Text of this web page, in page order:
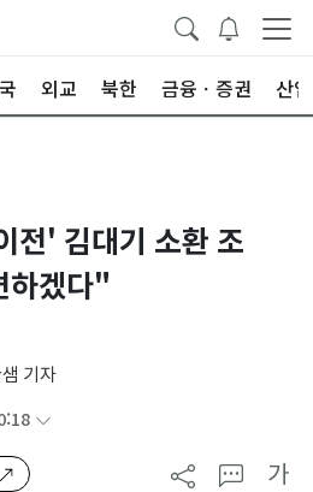
외교 북한 금융ㆍ증권 산업
전' 김대기 소환 조
겠다"
기자
가